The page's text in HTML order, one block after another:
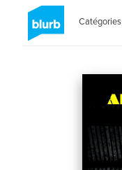
Catégories